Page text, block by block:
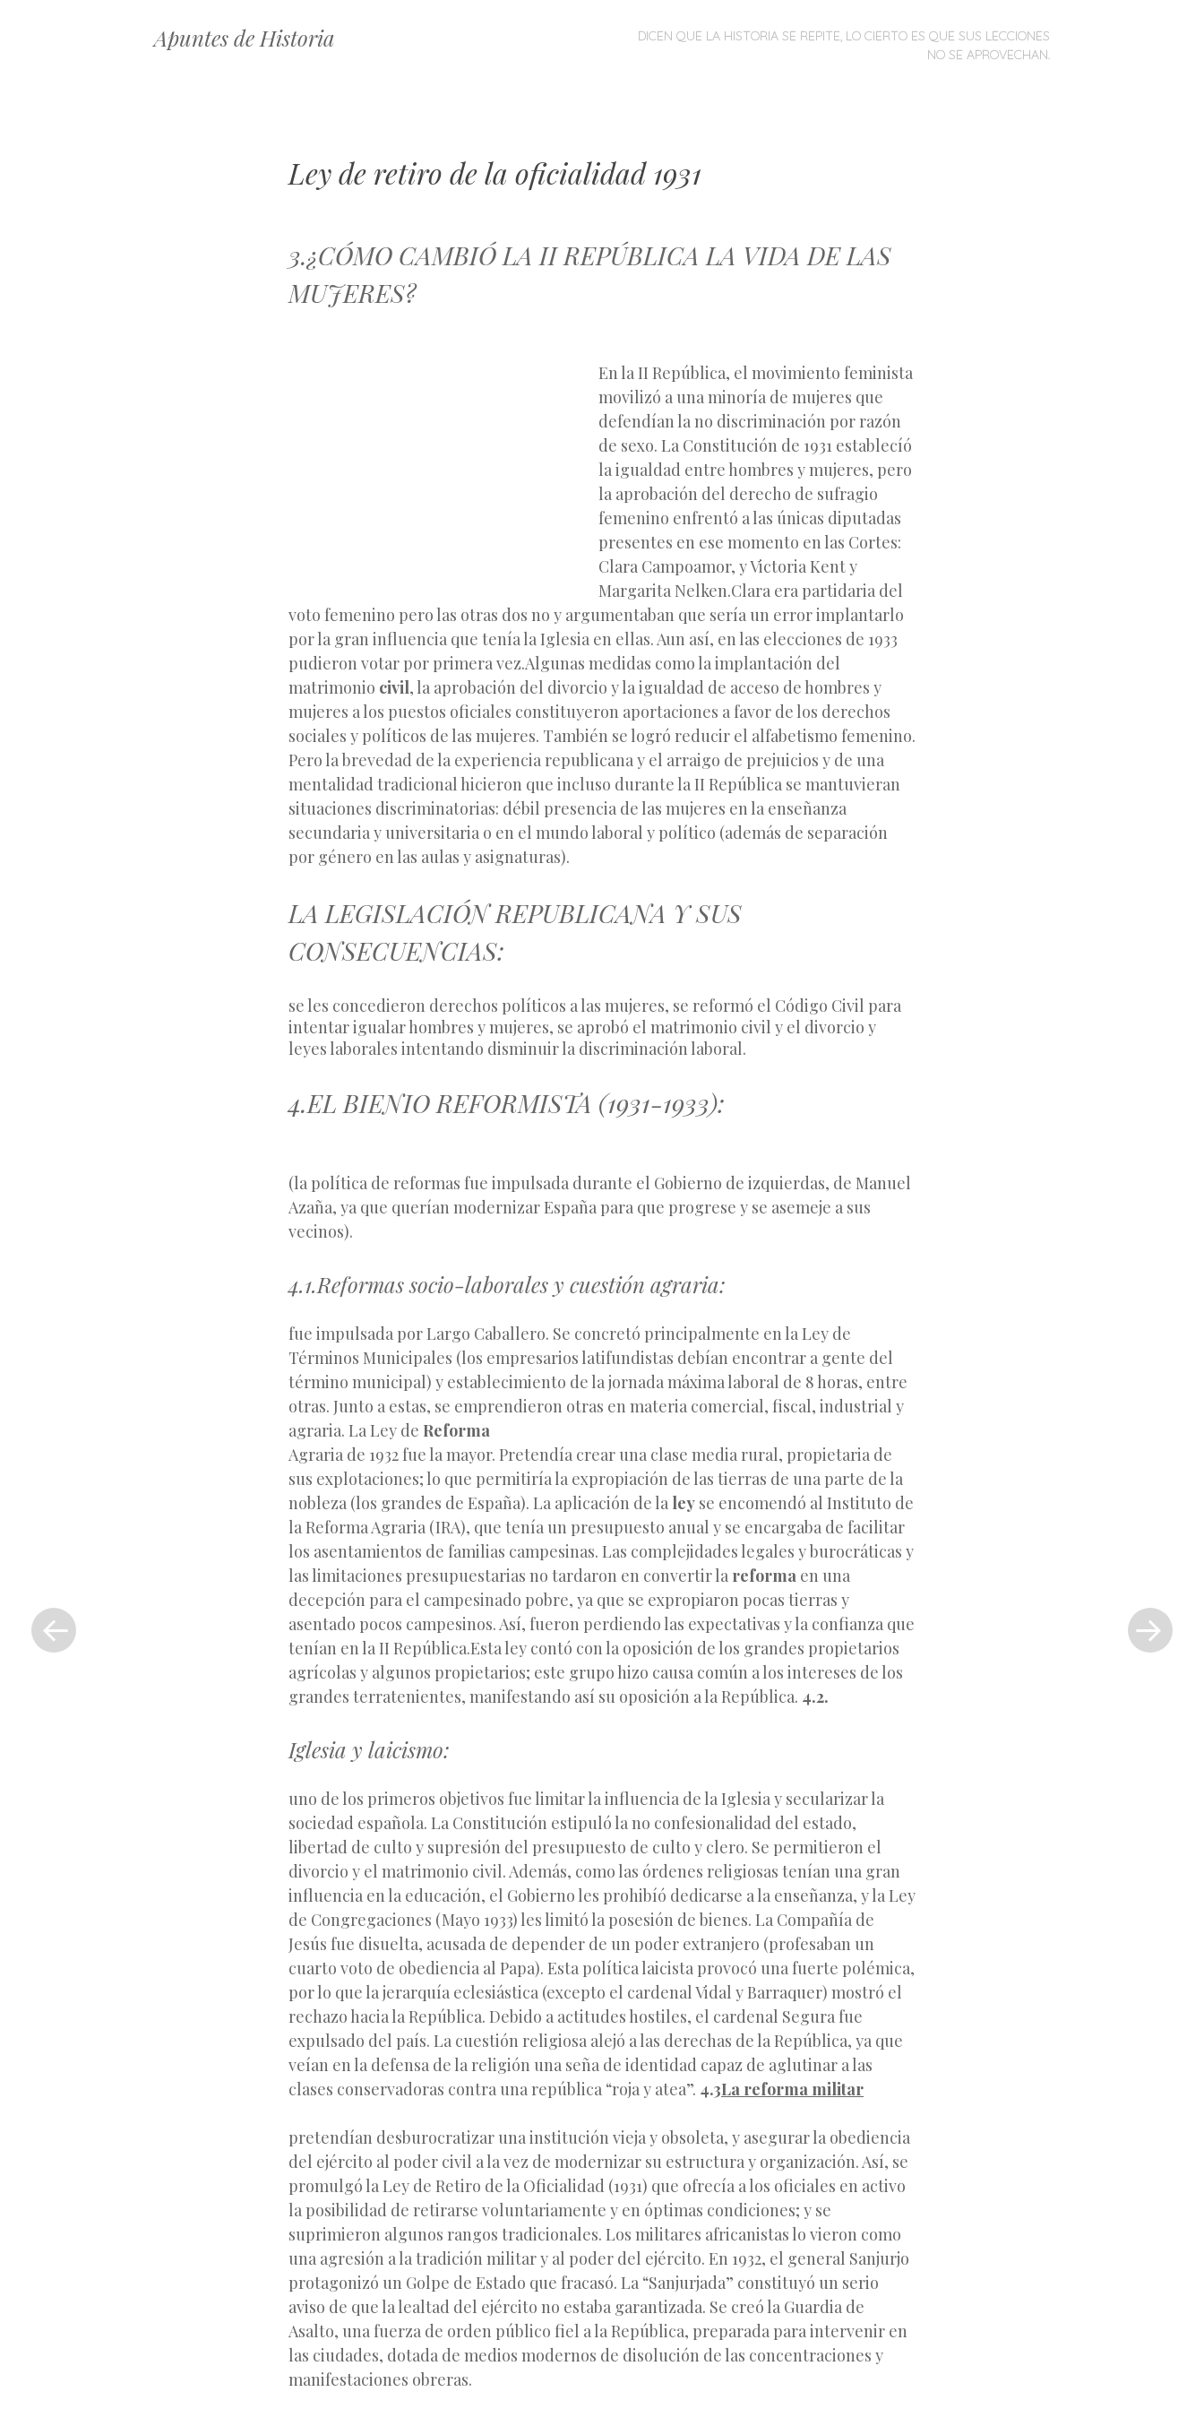
Apuntes de Historia MENÚ
SALTARDICEN QUE LA HISTORIA SE REPITE, LO CIERTO ES QUE SUS LECCIONES
NO SE APROVECHAN.
Ley de retiro de la oficialidad 1931
3.¿CÓMO CAMBIÓ LA II REPÚBLICA LA VIDA DE LAS
MUJERES?
En la II República, el movimiento feminista
movilizó a una minoría de mujeres que
defendían la no discriminación por razón
de sexo. La Constitución de 1931 establecíó
la igualdad entre hombres y mujeres, pero
la aprobación del derecho de sufragio
femenino enfrentó a las únicas diputadas
presentes en ese momento en las Cortes:
Clara Campoamor, y Victoria Kent y
Margarita Nelken.Clara era partidaria del
voto femenino pero las otras dos no y argumentaban que sería un error implantarlo
por la gran influencia que tenía la Iglesia en ellas. Aun así, en las elecciones de 1933
pudieron votar por primera vez.Algunas medidas como la implantación del
matrimonio civil, la aprobación del divorcio y la igualdad de acceso de hombres y
mujeres a los puestos oficiales constituyeron aportaciones a favor de los derechos
sociales y políticos de las mujeres. También se logró reducir el alfabetismo femenino.
Pero la brevedad de la experiencia republicana y el arraigo de prejuicios y de una
mentalidad tradicional hicieron que incluso durante la II República se mantuvieran
situaciones discriminatorias: débil presencia de las mujeres en la enseñanza
secundaria y universitaria o en el mundo laboral y político (además de separación
por género en las aulas y asignaturas).
LA LEGISLACIÓN REPUBLICANA Y SUS
CONSECUENCIAS:
se les concedieron derechos políticos a las mujeres, se reformó el Código Civil para
intentar igualar hombres y mujeres, se aprobó el matrimonio civil y el divorcio y
leyes laborales intentando disminuir la discriminación laboral.
4.EL BIENIO REFORMISTA (1931-1933):
(la política de reformas fue impulsada durante el Gobierno de izquierdas, de Manuel
Azaña, ya que querían modernizar España para que progrese y se asemeje a sus
vecinos).
4.1.Reformas socio-laborales y cuestión agraria:
fue impulsada por Largo Caballero. Se concretó principalmente en la Ley de
Términos Municipales (los empresarios latifundistas debían encontrar a gente del
término municipal) y establecimiento de la jornada máxima laboral de 8 horas, entre
otras. Junto a estas, se emprendieron otras en materia comercial, fiscal, industrial y
agraria. La Ley de Reforma
Agraria de 1932 fue la mayor. Pretendía crear una clase media rural, propietaria de
sus explotaciones; lo que permitiría la expropiación de las tierras de una parte de la
nobleza (los grandes de España). La aplicación de la ley se encomendó al Instituto de
la Reforma Agraria (IRA), que tenía un presupuesto anual y se encargaba de facilitar
los asentamientos de familias campesinas. Las complejidades legales y burocráticas y
las limitaciones presupuestarias no tardaron en convertir la reforma en una
decepción para el campesinado pobre, ya que se expropiaron pocas tierras y
asentado pocos campesinos. Así, fueron perdiendo las expectativas y la confianza que
tenían en la II República.Esta ley contó con la oposición de los grandes propietarios
agrícolas y algunos propietarios; este grupo hizo causa común a los intereses de los
grandes terratenientes, manifestando así su oposición a la República. 4.2.
Iglesia y laicismo:
uno de los primeros objetivos fue limitar la influencia de la Iglesia y secularizar la
sociedad española. La Constitución estipuló la no confesionalidad del estado,
libertad de culto y supresión del presupuesto de culto y clero. Se permitieron el
divorcio y el matrimonio civil. Además, como las órdenes religiosas tenían una gran
influencia en la educación, el Gobierno les prohibíó dedicarse a la enseñanza, y la Ley
de Congregaciones (Mayo 1933) les limitó la posesión de bienes. La Compañía de
Jesús fue disuelta, acusada de depender de un poder extranjero (profesaban un
cuarto voto de obediencia al Papa). Esta política laicista provocó una fuerte polémica,
por lo que la jerarquía eclesiástica (excepto el cardenal Vidal y Barraquer) mostró el
rechazo hacia la República. Debido a actitudes hostiles, el cardenal Segura fue
expulsado del país. La cuestión religiosa alejó a las derechas de la República, ya que
veían en la defensa de la religión una seña de identidad capaz de aglutinar a las
clases conservadoras contra una república “roja y atea”. 4.3La reforma militar
pretendían desburocratizar una institución vieja y obsoleta, y asegurar la obediencia
del ejército al poder civil a la vez de modernizar su estructura y organización. Así, se
promulgó la Ley de Retiro de la Oficialidad (1931) que ofrecía a los oficiales en activo
la posibilidad de retirarse voluntariamente y en óptimas condiciones; y se
suprimieron algunos rangos tradicionales. Los militares africanistas lo vieron como
una agresión a la tradición militar y al poder del ejército. En 1932, el general Sanjurjo
protagonizó un Golpe de Estado que fracasó. La “Sanjurjada” constituyó un serio
aviso de que la lealtad del ejército no estaba garantizada. Se creó la Guardia de
Asalto, una fuerza de orden público fiel a la República, preparada para intervenir en
las ciudades, dotada de medios modernos de disolución de las concentraciones y
manifestaciones obreras.
Entrada
anterior
entrada